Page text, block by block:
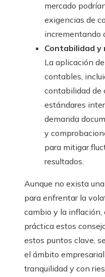
mercado
exigencias de
incrementando
Contabilidad y
La aplicación
contables,
contabilidad de
estándares
demanda
y
para mitigar
resultados.
Aunque no exista
para enfrentar la
cambio y la inflación,
práctica estos
estos puntos clave,
el ámbito
tranquilidad y con